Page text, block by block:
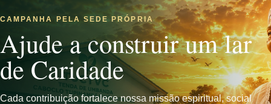
CAMPANHA PELA SEDE PRÓPRIA
Ajude a construir um lar
de Caridade
Cada contribuição fortalece nossa missão espiritual, social